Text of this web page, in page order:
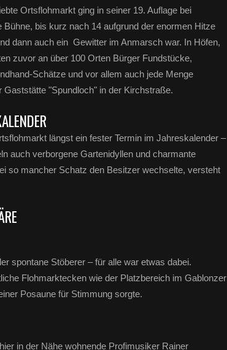
Ortsflohmarkt ging in seiner 19. Auflage bei
bis kurz nach 14 aufgrund der enormen Hitze
dann auch ein Gewitter im Anmarsch war. In Höfen,
zuvor an über 100 Orten Bürger Fundstücke,
Schätze und vor allem auch jede Menge
"Spundloch" in der Kirchstraße.
längst ein fester Termin im Jahreskalender –
auch verborgene Gartenidyllen und charmante
so mancher Schatz den Besitzer wechselte, versteht
spontane Stöberer – für alle war etwas dabei.
Flohmarktecken wie der Platzbereich im Gablonzer
Posaune für Stimmung sorgte.
in der Nähe wohnende Profimusiker Rainer